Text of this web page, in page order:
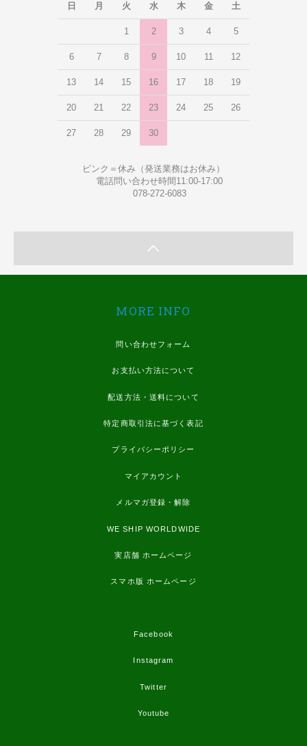
日
月 火 水 木 金 土
1 2 3 4 5
6 7 8 9 10 11 12
13 14 15 16 17 18 19
20 21 22 23 24 25 26
27 28 29 30
ピンク＝休み（発送業務はお休み）
電話問い合わせ時間11:00-17:00
078-272-6083
MORE INFO
問い合わせフォーム
お支払い方法について
配送方法・送料について
特定商取引法に基づく表記
プライバシーポリシー
マイアカウント
メルマガ登録・解除
WE SHIP WORLDWIDE
実店舗 ホームページ
スマホ版 ホームページ
Facebook
Instagram
Twitter
Youtube